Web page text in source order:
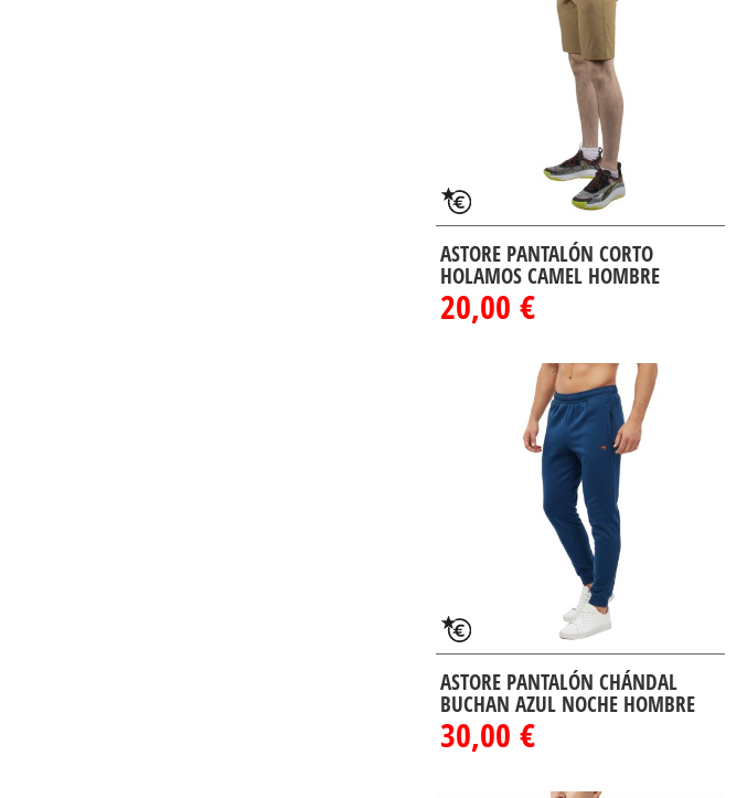
ASTORE PANTALÓN CORTO
HOLAMOS CAMEL HOMBRE
20,00 €
ASTORE PANTALÓN CHÁNDAL
BUCHAN AZUL NOCHE HOMBRE
30,00 €